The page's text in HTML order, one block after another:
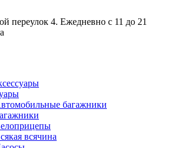
переулок 4. Ежедневно с 11 до 21
багажники
всячина